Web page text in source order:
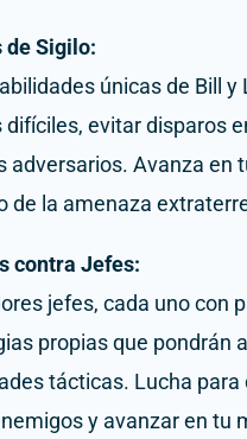
de Sigilo:
únicas de Bill y
difíciles, evitar disparos
adversarios. Avanza en
de la amenaza
contra Jefes:
jefes, cada uno con
propias que pondrán
tácticas. Lucha para
y avanzar en tu